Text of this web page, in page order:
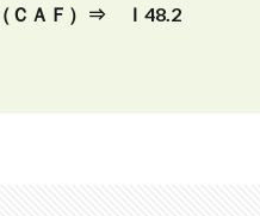
ＣＡＦ）⇒ Ｉ48.2